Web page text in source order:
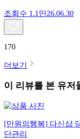
조회수 1.1만26.06.30
170
더보기
이 리뷰를 본 유저
[만원의행복] 다신샵
단관리